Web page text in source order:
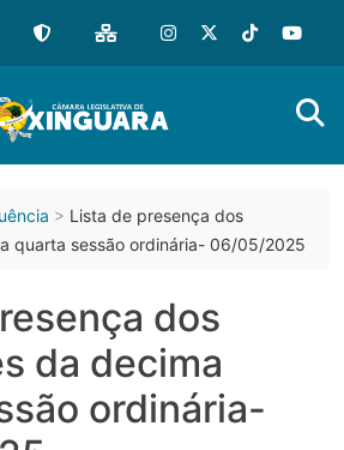
Lista de presença dos
quarta sessão ordinária- 06/05/2025
dos
da decima
ordinária-